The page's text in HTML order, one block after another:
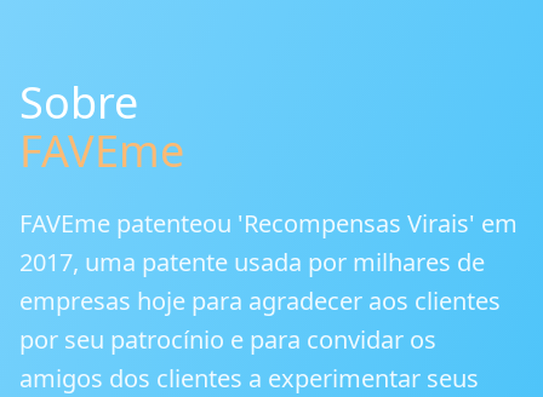
Sobre
FAVEme
FAVEme patenteou 'Recompensas Virais' em
2017, uma patente usada por milhares de
empresas hoje para agradecer aos clientes
por seu patrocínio e para convidar os
amigos dos clientes a experimentar seus